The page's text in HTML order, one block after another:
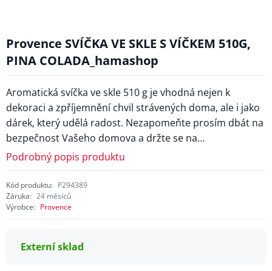
Provence SVÍČKA VE SKLE S VÍČKEM 510G,
PINA COLADA_hamashop
Aromatická svíčka ve skle 510 g je vhodná nejen k
dekoraci a zpříjemnění chvil strávených doma, ale i jako
dárek, který udělá radost. Nezapomeňte prosím dbát na
bezpečnost Vašeho domova a držte se na…
Podrobný popis produktu
Kód produktu: P294389
Záruka: 24 měsíců
Výrobce: Provence
Externí sklad